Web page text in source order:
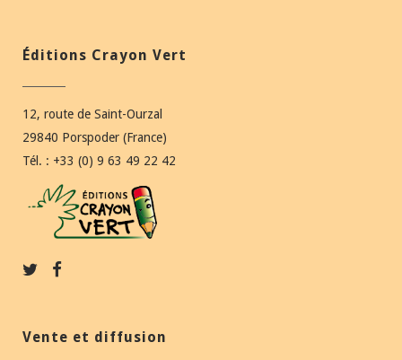
Éditions Crayon Vert
12, route de Saint-Ourzal
29840 Porspoder (France)
Tél. : +33 (0) 9 63 49 22 42
Vente et diffusion